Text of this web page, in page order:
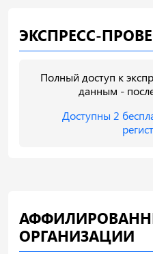
ЭКСПРЕСС-
Полный доступ к
данным -
Доступны 2
ОРГАНИЗАЦИИ